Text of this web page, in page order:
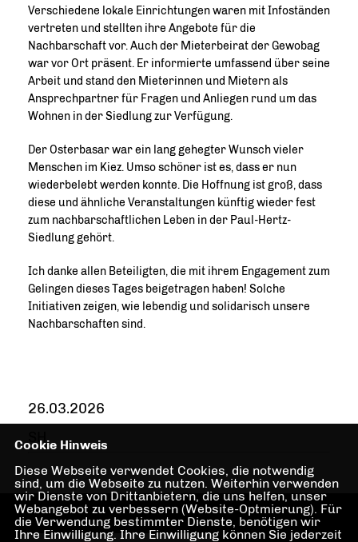
Verschiedene lokale Einrichtungen waren mit Infoständen
vertreten und stellten ihre Angebote für die
Nachbarschaft vor. Auch der Mieterbeirat der Gewobag
war vor Ort präsent. Er informierte umfassend über seine
Arbeit und stand den Mieterinnen und Mietern als
Ansprechpartner für Fragen und Anliegen rund um das
Wohnen in der Siedlung zur Verfügung.
Der Osterbasar war ein lang gehegter Wunsch vieler
Menschen im Kiez. Umso schöner ist es, dass er nun
wiederbelebt werden konnte. Die Hoffnung ist groß, dass
diese und ähnliche Veranstaltungen künftig wieder fest
zum nachbarschaftlichen Leben in der Paul-Hertz-
Siedlung gehört.
Ich danke allen Beteiligten, die mit ihrem Engagement zum
Gelingen dieses Tages beigetragen haben! Solche
Initiativen zeigen, wie lebendig und solidarisch unsere
Nachbarschaften sind.
26.03.2026
SH
Cookie Hinweis
Diese Webseite verwendet Cookies, die notwendig
sind, um die Webseite zu nutzen. Weiterhin verwenden
wir Dienste von Drittanbietern, die uns helfen, unser
Webangebot zu verbessern (Website-Optmierung). Für
die Verwendung bestimmter Dienste, benötigen wir
Ihre Einwilligung. Ihre Einwilligung können Sie jederzeit